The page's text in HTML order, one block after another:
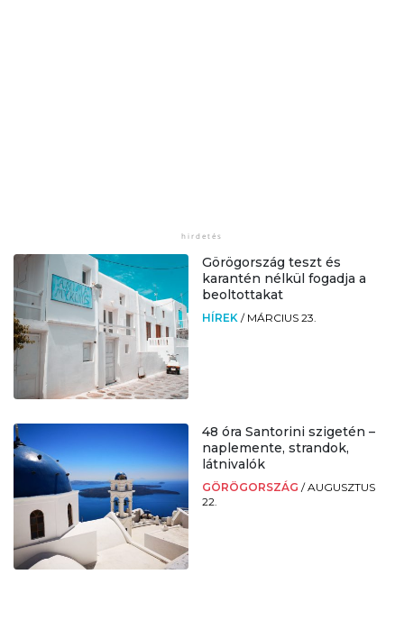
Görögország teszt és
karantén nélkül fogadja a
beoltottakat
HÍREK / MÁRCIUS 23.
48 óra Santorini szigetén –
naplemente, strandok,
látnivalók
GÖRÖGORSZÁG /AUGUSZTUS
22.